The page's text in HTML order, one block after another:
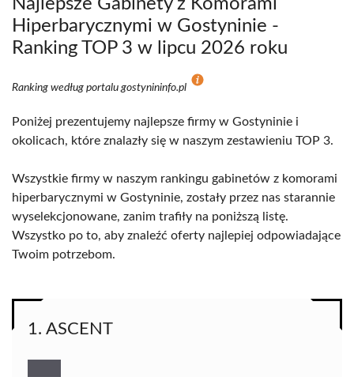
Najlepsze Gabinety z Komorami
Hiperbarycznymi w Gostyninie -
Ranking TOP 3 w lipcu 2026 roku
Ranking według portalu gostynininfo.pl
Poniżej prezentujemy najlepsze firmy w Gostyninie i
okolicach, które znalazły się w naszym zestawieniu TOP 3.
Wszystkie firmy w naszym rankingu gabinetów z komorami
hiperbarycznymi w Gostyninie, zostały przez nas starannie
wyselekcjonowane, zanim trafiły na poniższą listę.
Wszystko po to, aby znaleźć oferty najlepiej odpowiadające
Twoim potrzebom.
1. ASCENT